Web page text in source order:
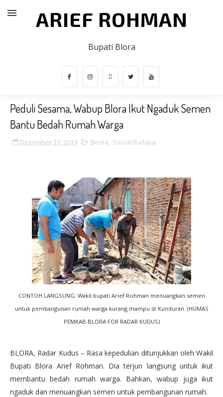
ARIEF ROHMAN
Bupati Blora
Peduli Sesama, Wabup Blora Ikut Ngaduk Semen
Bantu Bedah Rumah Warga
Desember 27, 2019 Berita, Sosial Budaya
CONTOH LANGSUNG: Wakil bupati Arief Rohman menuangkan semen
untuk pembangunan rumah warga kurang mampu di Kunduran. (HUMAS
PEMKAB BLORA FOR RADAR KUDUS)
BLORA, Radar Kudus – Rasa kepedulian ditunjukkan oleh Wakil
Bupati Blora Arief Rohman. Dia terjun langsung untuk ikut
membantu bedah rumah warga. Bahkan, wabup juga ikut
ngaduk dan menuangkan semen untuk pembangunan rumah.